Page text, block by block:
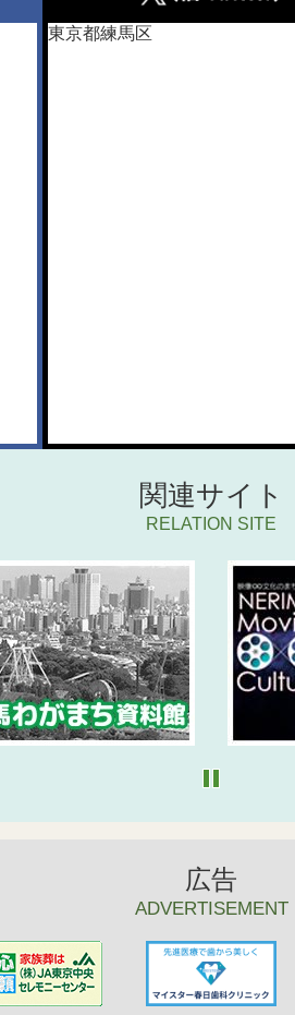
東京都練馬区
関連サイト
RELATION SITE
広告
ADVERTISEMENT